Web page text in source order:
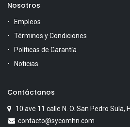
Nosotros
Empleos
Términos y Condiciones
Políticas de Garantía
Noticias
Contáctanos
10 ave 11 calle N. O. San Pedro Sula,
contacto@sycomhn.com